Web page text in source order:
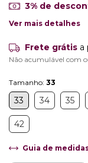
3% de
Ver mais detalhes
Frete grátis a
Não acumulável com
Tamanho: 33
33 34 35
42
Guia de